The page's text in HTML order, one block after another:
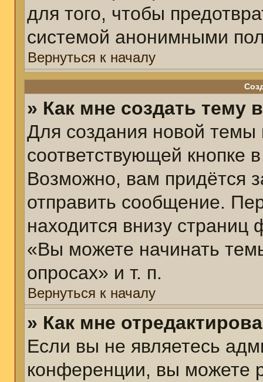
для того, чтобы
системой анонимными
Вернуться к началу
» Как мне создать тему
Для создания новой
соответствующей кнопке
Возможно, вам придётся
отправить сообщение.
находится внизу
«Вы можете начинать
опросах» и т. п.
Вернуться к началу
» Как мне
Если вы не являетесь
конференции, вы можете